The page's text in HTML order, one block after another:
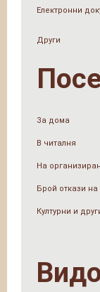
Електронни
Други
За дома
В читалня
На
Брой откази
Културни и